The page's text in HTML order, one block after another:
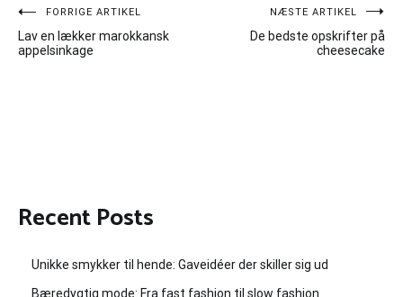
Indlægsnavigation
FORRIGE ARTIKEL
Lav en lækker marokkansk
appelsinkage
NÆSTE ARTIKEL
De bedste opskrifter på
cheesecake
Recent Posts
Unikke smykker til hende: Gaveidéer der skiller sig ud
Bæredygtig mode: Fra fast fashion til slow fashion